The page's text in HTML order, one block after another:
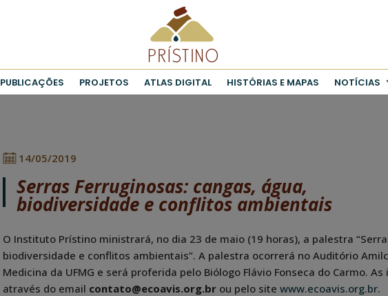
PUBLICAÇÕES PROJETOS ATLAS DIGITAL HISTÓRIAS E MAPAS NOTÍCIAS
14/05/2019
Serras Ferruginosas: cangas, água,
biodiversidade e conflitos ambientais
O Instituto Prístino ministrará, no dia 23 de maio (19 horas), a palestra
biodiversidade e conflitos ambientais”. A palestra ocorrerá no Auditório
Medicina da UFMG e será proferida pelo Biólogo Flávio Fonseca do Carmo.
através do email contato@ecoavis.org.br ou pelo site www.ecoavis.org.br.